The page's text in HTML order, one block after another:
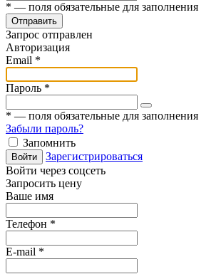
* — поля обязательные для заполнения
Отправить
Запрос отправлен
Авторизация
Email *
Пароль *
* — поля обязательные для заполнения
Забыли пароль?
Запомнить
Войти
Зарегистрироваться
Войти через соцсеть
Запросить цену
Ваше имя
Телефон *
E-mail *